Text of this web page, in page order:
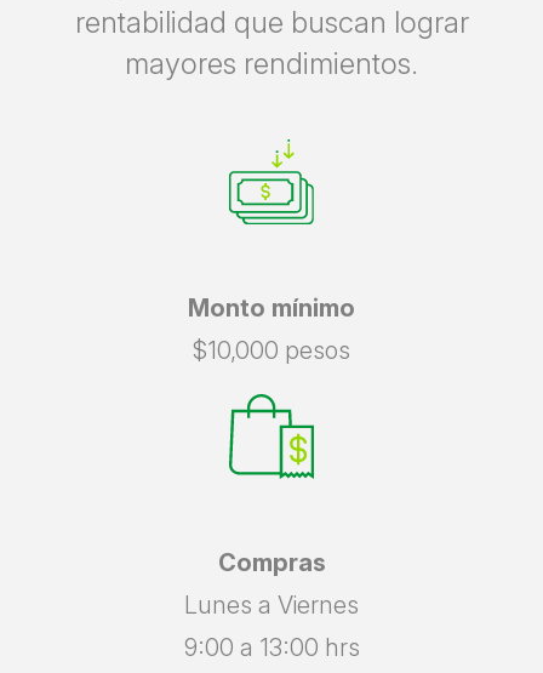
rentabilidad que buscan lograr
mayores rendimientos.
Monto mínimo
$10,000 pesos
Compras
Lunes a Viernes
9:00 a 13:00 hrs